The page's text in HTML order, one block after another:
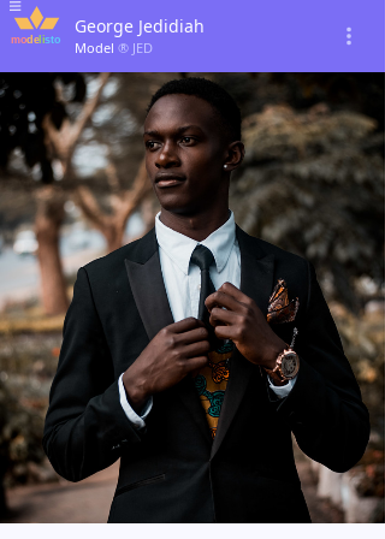
George Jedidiah
Model ® JED